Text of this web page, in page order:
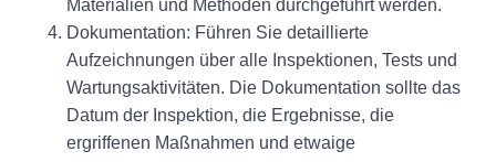
Materialien und Methoden durchgeführt werden.
Dokumentation: Führen Sie detaillierte
Aufzeichnungen über alle Inspektionen, Tests und
Wartungsaktivitäten. Die Dokumentation sollte das
Datum der Inspektion, die Ergebnisse, die
ergriffenen Maßnahmen und etwaige